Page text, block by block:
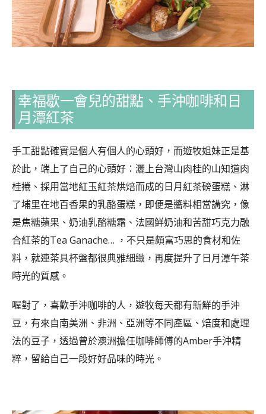
幸福歇一會兒的甜點、手沖咖啡和日
月潭紅茶
手工甜點確實是個人有個人的心頭好，而遊牧姐妹正是基
於此，端上了自己的心頭好：灑上台灣山肉桂的山知道肉
桂捲、採用當地紅玉紅茶烘焙而成的日月紅茶磅蛋糕、淋
了埔里在地百香果的乳酪蛋糕，即便是醬料相當講究，像
是焦糖蘋果、奶油乳酪糖霜、法國鮮奶油和苦甜巧克力融
合紅茶的Tea Ganache… ，不只是頗富巧思的食材和佐
料，就連茶具杯盤都很典雅細緻，再度提升了日月潭午茶
時光的質感。
喔對了，喜歡手沖咖啡的人，遊牧每天都有新鮮的手沖
豆，有來自南美洲、非洲、亞洲等不同產區、焙度和處理
法的豆子，透過曾於澳洲擔任咖啡師傅的Amber手沖精
粹，留給自己一段好好品味的時光。